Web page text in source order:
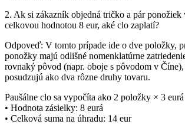
2. Ak si zákazník objedná tričko a pár ponožiek
celkovou hodnotou 8 eur, aké clo zaplatí?
Odpoveď: V tomto prípade ide o dve položky,
ponožky majú odlišné nomenklatúrne
rovnaký pôvod (napr. oboje s pôvodom v
posudzujú ako dva rôzne druhy tovaru.
Paušálne clo sa vypočíta ako 2 položky × 3
• Hodnota zásielky: 8 eurá
• Celková suma na úhradu: 14 eur